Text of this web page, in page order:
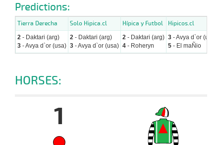
Predictions:
Tierra Derecha Solo Hipica.cl Hípica y Futbol Hipicos.cl
2 - Daktari (arg)
3 - Avya d`or (usa)
2 - Daktari (arg)
3 - Avya d`or (usa)
2 - Daktari (arg)
4 - Roheryn
3 - Avya d`or (usa)
5 - El maÑio
HORSES:
1